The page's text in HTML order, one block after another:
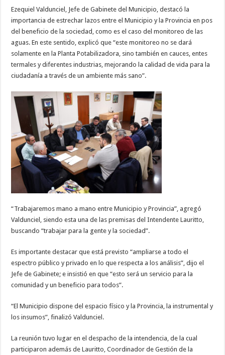
Ezequiel Valdunciel, Jefe de Gabinete del Municipio, destacó la
importancia de estrechar lazos entre el Municipio y la Provincia en pos
del beneficio de la sociedad, como es el caso del monitoreo de las
aguas. En este sentido, explicó que “este monitoreo no se dará
solamente en la Planta Potabilizadora, sino también en cauces, entes
termales y diferentes industrias, mejorando la calidad de vida para la
ciudadanía a través de un ambiente más sano”.
“Trabajaremos mano a mano entre Municipio y Provincia”, agregó
Valdunciel, siendo esta una de las premisas del Intendente Lauritto,
buscando “trabajar para la gente y la sociedad”.
Es importante destacar que está previsto “ampliarse a todo el
espectro público y privado en lo que respecta a los análisis”, dijo el
Jefe de Gabinete; e insistió en que “esto será un servicio para la
comunidad y un beneficio para todos”.
“El Municipio dispone del espacio físico y la Provincia, la instrumental y
los insumos”, finalizó Valdunciel.
La reunión tuvo lugar en el despacho de la intendencia, de la cual
participaron además de Lauritto, Coordinador de Gestión de la